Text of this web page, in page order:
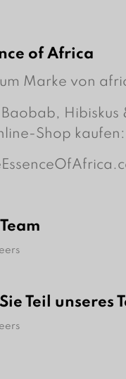
of Africa
Marke von
Hibiskus
Shop kaufen:
Teil unseres